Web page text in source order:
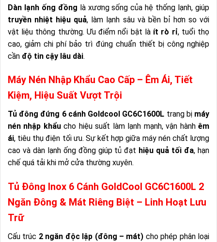
Dàn lạnh ống đồng là xương sống của hệ thống lạnh, giúp
truyền nhiệt hiệu quả, làm lạnh sâu và bền bỉ hơn so với
vật liệu thông thường. Ưu điểm nổi bật là ít rò rỉ, tuổi thọ
cao, giảm chi phí bảo trì đúng chuẩn thiết bị công nghiệp
cần độ tin cậy lâu dài.
Máy Nén Nhập Khẩu Cao Cấp – Êm Ái, Tiết
Kiệm, Hiệu Suất Vượt Trội
Tủ đông đứng 6 cánh Goldcool GC6C1600L trang bị máy
nén nhập khẩucho hiệu suất làm lạnh mạnh, vận hànhêm
ái, tiêu thụ điện tối ưu. Sự kết hợp giữa máy nén chất lượng
cao và dàn lạnh ống đồng giúp tủ đạt hiệu quả tối đa, hạn
chế quá tải khi mở cửa thường xuyên.
Tủ Đông Inox 6 Cánh GoldCool GC6C1600L 2
Ngăn Đông & Mát Riêng Biệt – Linh Hoạt Lưu
Trữ
Cấu trúc 2 ngăn độc lập (đông – mát) cho phép phân loại